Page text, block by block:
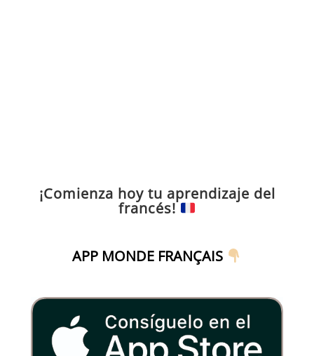
¡Comienza hoy tu aprendizaje del
francés!
APP MONDE FRANÇAIS